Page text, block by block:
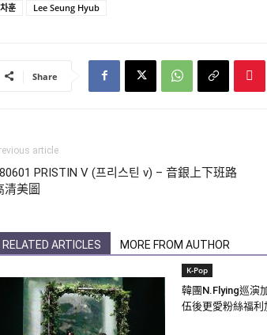
차훈
Lee Seung Hyub
Share
article
PRISTIN V (프리스틴 v) – 音銀上下班路
清美圖
RELATED ARTICLES MORE FROM AUTHOR
K-Pop
韓團N.Flying巡演
伍後更愛粉絲福利